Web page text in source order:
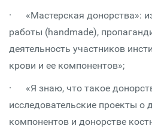
· «Мастерская донорства»:
работы (handmade),
деятельность участников
крови и ее компонентов»;
· «Я знаю, что такое
исследовательские проекты о
компонентов и донорстве